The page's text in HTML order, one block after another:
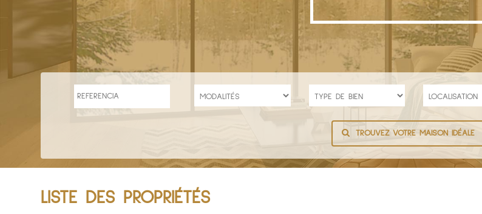
TROUVEZ VOTRE MAISON IDÉALE
LISTE DES PROPRIÉTÉS